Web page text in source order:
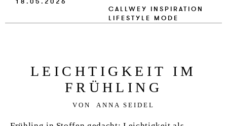
VERLAG
CALLWEY INSPIRATION
LIFESTYLE MODE
LEICH­TIG­KEIT IM
FRÜHLING
VON ANNA SEIDEL